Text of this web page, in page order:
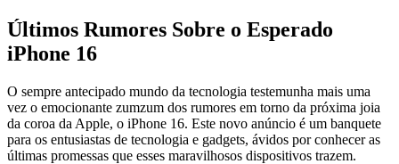
Últimos Rumores Sobre o Esperado
iPhone 16
O sempre antecipado mundo da tecnologia testemunha mais uma
vez o emocionante zumzum dos rumores em torno da próxima joia
da coroa da Apple, o iPhone 16. Este novo anúncio é um banquete
para os entusiastas de tecnologia e gadgets, ávidos por conhecer as
últimas promessas que esses maravilhosos dispositivos trazem.